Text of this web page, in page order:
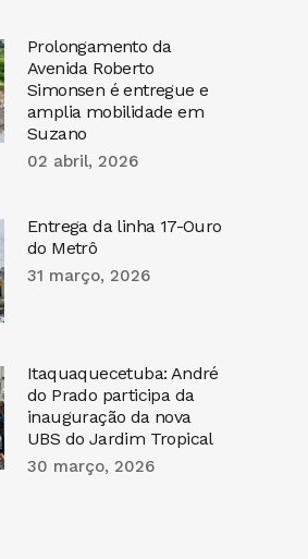
Prolongamento da
Avenida Roberto
Simonsen é entregue e
amplia mobilidade em
Suzano
02 abril, 2026
Entrega da linha 17-Ouro
do Metrô
31 março, 2026
Itaquaquecetuba: André
do Prado participa da
inauguração da nova
UBS do Jardim Tropical
30 março, 2026